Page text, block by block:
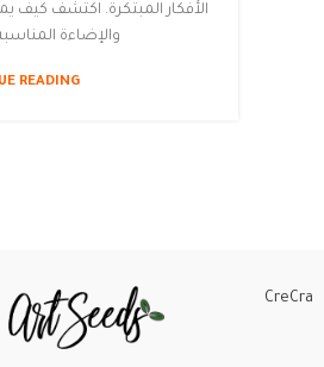
الأفكار المبتكرة. اكتشف كيف
والإضاءة
READING
CreCra